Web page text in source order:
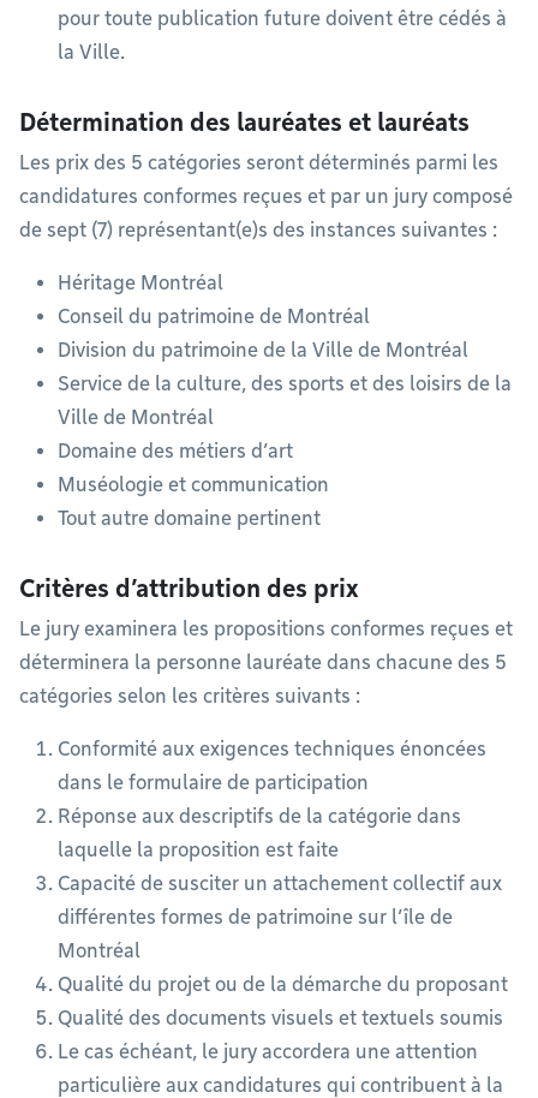
pour toute publication future doivent être cédés à
la Ville.
Détermination des lauréates et lauréats
Les prix des 5 catégories seront déterminés parmi les
candidatures conformes reçues et par un jury composé
de sept (7) représentant(e)s des instances suivantes :
Héritage Montréal
Conseil du patrimoine de Montréal
Division du patrimoine de la Ville de Montréal
Service de la culture, des sports et des loisirs de la
Ville de Montréal
Domaine des métiers d’art
Muséologie et communication
Tout autre domaine pertinent
​​​​Critères d’attribution des prix
Le jury examinera les propositions conformes reçues et
déterminera la personne lauréate dans chacune des 5
catégories selon les critères suivants :
Conformité aux exigences techniques énoncées
dans le formulaire de participation
Réponse aux descriptifs de la catégorie dans
laquelle la proposition est faite
Capacité de susciter un attachement collectif aux
différentes formes de patrimoine sur l’île de
Montréal
Qualité du projet ou de la démarche du proposant
Qualité des documents visuels et textuels soumis
Le cas échéant, le jury accordera une attention
particulière aux candidatures qui contribuent à la